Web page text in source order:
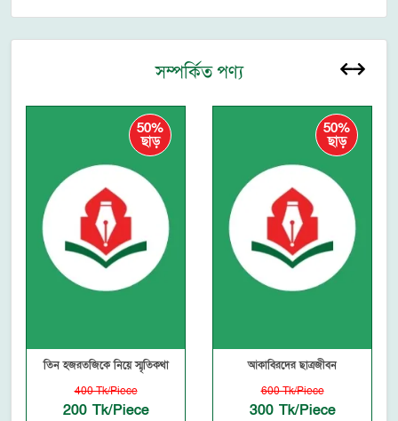
সম্পর্কিত পণ্য
50%
ছাড়
তিন হজরতজিকে নিয়ে স্মৃতিকথা
400 Tk/Piece
200 Tk/Piece
50%
ছাড়
আকাবিরদের ছাত্রজীবন
600 Tk/Piece
300 Tk/Piece